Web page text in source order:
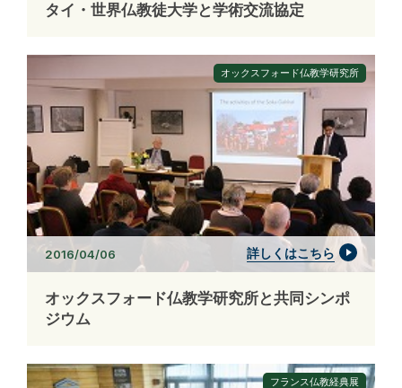
タイ・世界仏教徒大学と学術交流協定
オックスフォード仏教学研究所
2016/04/06 詳しくはこちら
オックスフォード仏教学研究所と共同シンポ
ジウム
フランス仏教経典展